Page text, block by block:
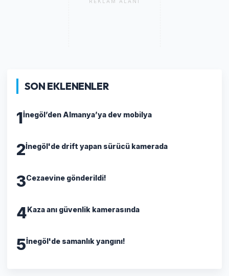
SON EKLENENLER
1İnegöl’den Almanya’ya dev mobilya
2İnegöl'de drift yapan sürücü kamerada
3Cezaevine gönderildi!
4Kaza anı güvenlik kamerasında
5İnegöl'de samanlık yangını!